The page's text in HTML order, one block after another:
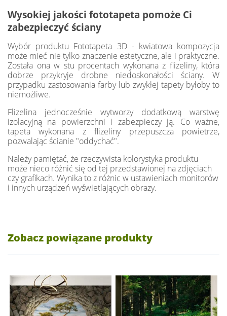
Wysokiej jakości fototapeta pomoże Ci
zabezpieczyć ściany
Wybór produktu Fototapeta 3D - kwiatowa kompozycja
może mieć nie tylko znaczenie estetyczne, ale i praktyczne.
Została ona w stu procentach wykonana z flizeliny, która
dobrze przykryje drobne niedoskonałości ściany. W
przypadku zastosowania farby lub zwykłej tapety byłoby to
niemożliwe.
Flizelina jednocześnie wytworzy dodatkową warstwę
izolacyjną na powierzchni i zabezpieczy ją. Co ważne,
tapeta wykonana z flizeliny przepuszcza powietrze,
pozwalając ścianie "oddychać".
Należy pamiętać, że rzeczywista kolorystyka produktu
może nieco różnić się od tej przedstawionej na zdjęciach
czy grafikach. Wynika to z różnic w ustawieniach monitorów
i innych urządzeń wyświetlających obrazy.
Zobacz powiązane produkty